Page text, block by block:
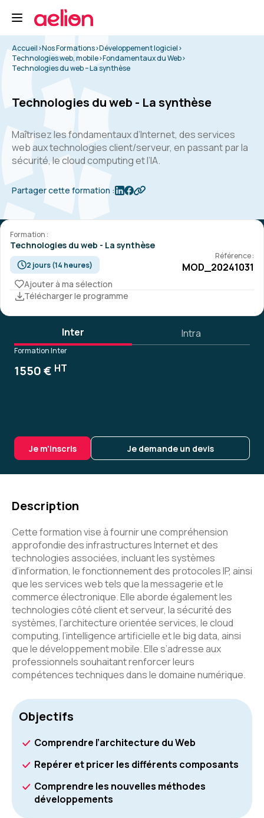
Accueil>Nos Formations>Développement logiciel>
Technologies web, mobile>Fondamentaux du Web>
Technologies du web – La synthèse
Technologies du web - La synthèse
Maîtrisez les fondamentaux d’Internet, des services
web aux technologies client/serveur, en passant par la
sécurité, le cloud computing et l’IA.
Partager cette formation :
Formation :
Technologies du web - La synthèse
2 jours (14 heures)
Référence :
MOD_20241031
Ajouter à ma sélection
Télécharger le programme
Inter Intra
Formation Inter
1550 € HT
Je m'inscris Je demande un devis
Description
Cette formation vise à fournir une compréhension
approfondie des infrastructures Internet et des
technologies associées, incluant les systèmes
d’information, le fonctionnement des protocoles IP, ainsi
que les services web tels que la messagerie et le
commerce électronique. Elle aborde également les
technologies côté client et serveur, la sécurité des
systèmes, l’architecture orientée services, le cloud
computing, l’intelligence artificielle et le big data, ainsi
que le développement mobile. Elle s’adresse aux
professionnels souhaitant renforcer leurs
compétences techniques dans le domaine numérique.
Objectifs
Comprendre l’architecture du Web
Repérer et pricer les différents composants
Comprendre les nouvelles méthodes
développements